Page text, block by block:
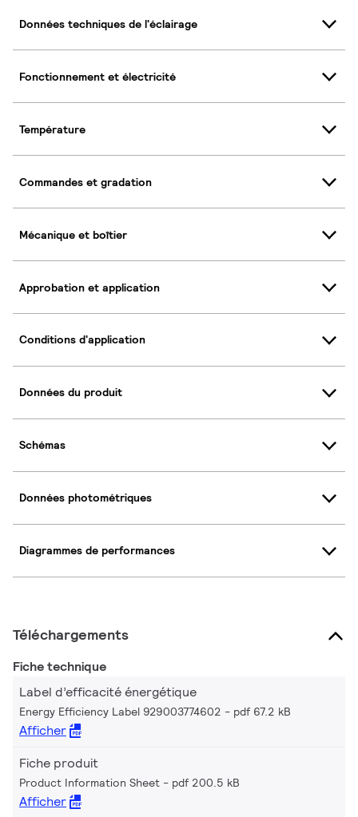
Données techniques de l'éclairage
Fonctionnement et électricité
Température
Commandes et gradation
Mécanique et boîtier
Approbation et application
Conditions d'application
Données du produit
Schémas
Données photométriques
Diagrammes de performances
Téléchargements
Fiche technique
Label d’efficacité énergétique
Energy Efficiency Label 929003774602 pdf 67.2 kB
Afficher
Fiche produit
Product Information Sheet pdf 200.5 kB
Afficher